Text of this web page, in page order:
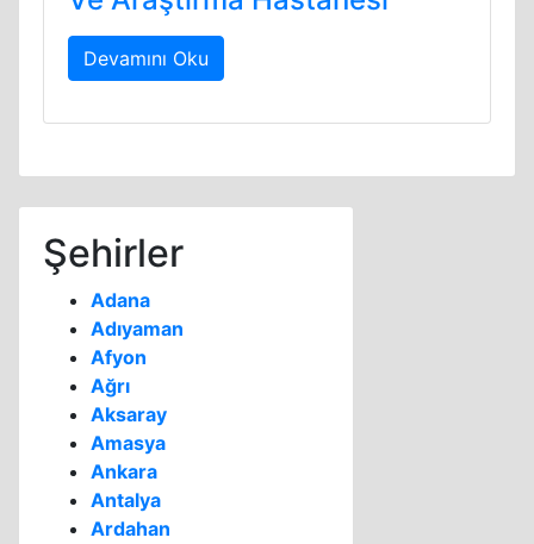
Devamını Oku
Şehirler
Adana
Adıyaman
Afyon
Ağrı
Aksaray
Amasya
Ankara
Antalya
Ardahan